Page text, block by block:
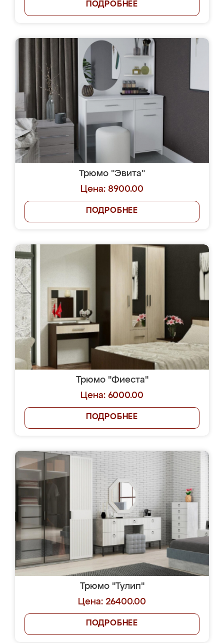
ПОДРОБНЕЕ
Трюмо "Эвита"
Цена: 8900.00
ПОДРОБНЕЕ
Трюмо "Фиеста"
Цена: 6000.00
ПОДРОБНЕЕ
Трюмо "Тулип"
Цена: 26400.00
ПОДРОБНЕЕ